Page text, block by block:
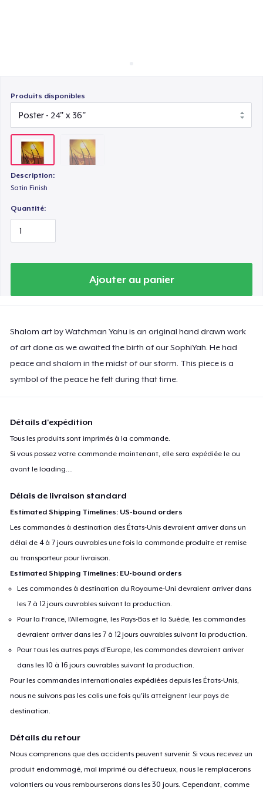
Produits disponibles
Description:
Satin Finish
Quantité:
Ajouter au panier
Shalom art by Watchman Yahu is an original hand drawn work
of art done as we awaited the birth of our SophiYah. He had
peace and shalom in the midst of our storm. This piece is a
symbol of the peace he felt during that time.
Détails d'expédition
Tous les produits sont imprimés à la commande.
Si vous passez votre commande maintenant, elle sera expédiée le ou
avant leloading....
Délais de livraison standard
Estimated Shipping Timelines: US-bound orders
Les commandes à destination des États-Unis devraient arriver dans un
délai de 4 à 7 jours ouvrables une fois la commande produite et remise
au transporteur pour livraison.
Estimated Shipping Timelines: EU-bound orders
Les commandes à destination du Royaume-Uni devraient arriver dans
les 7 à 12 jours ouvrables suivant la production.
Pour la France, l'Allemagne, les Pays-Bas et la Suède, les commandes
devraient arriver dans les 7 à 12 jours ouvrables suivant la production.
Pour tous les autres pays d'Europe, les commandes devraient arriver
dans les 10 à 16 jours ouvrables suivant la production.
Pour les commandes internationales expédiées depuis les États-Unis,
nous ne suivons pas les colis une fois qu'ils atteignent leur pays de
destination.
Détails du retour
Nous comprenons que des accidents peuvent survenir. Si vous recevez un
produit endommagé, mal imprimé ou défectueux, nous le remplacerons
volontiers ou vous rembourserons dans les 30 jours. Cependant, comme